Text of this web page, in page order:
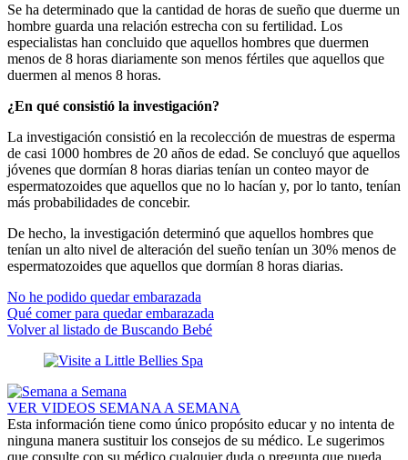
Se ha determinado que la cantidad de horas de sueño que duerme un
hombre guarda una relación estrecha con su fertilidad. Los
especialistas han concluido que aquellos hombres que duermen
menos de 8 horas diariamente son menos fértiles que aquellos que
duermen al menos 8 horas.
¿En qué consistió la investigación?
La investigación consistió en la recolección de muestras de esperma
de casi 1000 hombres de 20 años de edad. Se concluyó que aquellos
jóvenes que dormían 8 horas diarias tenían un conteo mayor de
espermatozoides que aquellos que no lo hacían y, por lo tanto, tenían
más probabilidades de concebir.
De hecho, la investigación determinó que aquellos hombres que
tenían un alto nivel de alteración del sueño tenían un 30% menos de
espermatozoides que aquellos que dormían 8 horas diarias.
No he podido quedar embarazada
Qué comer para quedar embarazada
Volver al listado de Buscando Bebé
VER VIDEOS SEMANA A SEMANA
Esta información tiene como único propósito educar y no intenta de
ninguna manera sustituir los consejos de su médico. Le sugerimos
que consulte con su médico cualquier duda o pregunta que pueda